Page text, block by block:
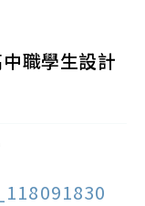
職學生設計